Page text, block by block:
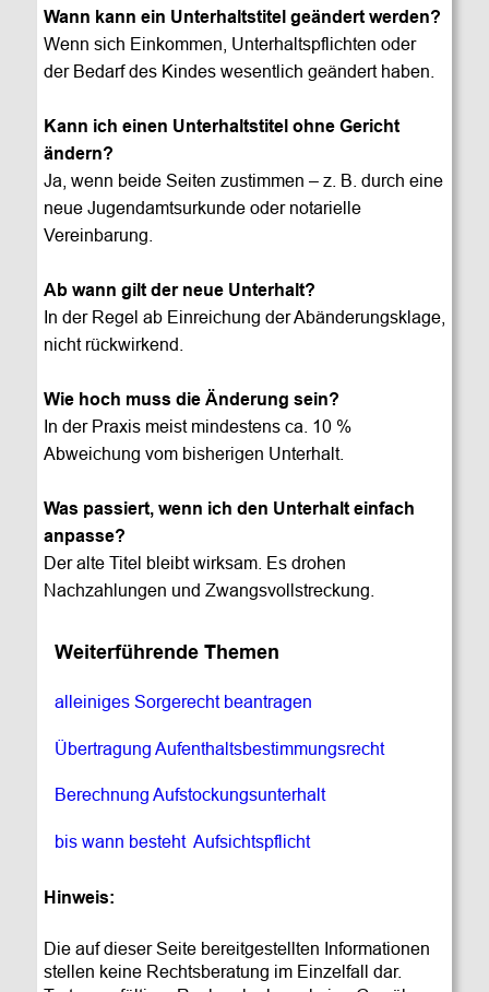
Wann kann ein Unterhaltstitel geändert werden?
Wenn sich Einkommen, Unterhaltspflichten oder
der Bedarf des Kindes wesentlich geändert haben.
Kann ich einen Unterhaltstitel ohne Gericht
ändern?
Ja, wenn beide Seiten zustimmen – z. B. durch eine
neue Jugendamtsurkunde oder notarielle
Vereinbarung.
Ab wann gilt der neue Unterhalt?
In der Regel ab Einreichung der Abänderungsklage,
nicht rückwirkend.
Wie hoch muss die Änderung sein?
In der Praxis meist mindestens ca. 10 %
Abweichung vom bisherigen Unterhalt.
Was passiert, wenn ich den Unterhalt einfach
anpasse?
Der alte Titel bleibt wirksam. Es drohen
Nachzahlungen und Zwangsvollstreckung.
Hinweis:
Die auf dieser Seite bereitgestellten Informationen
stellen keine Rechtsberatung im Einzelfall dar.
Weiterführende Themen
alleiniges Sorgerecht beantragen
Übertragung Aufenthaltsbestimmungsrecht
Berechnung Aufstockungsunterhalt
bis wann besteht  Aufsichtspflicht